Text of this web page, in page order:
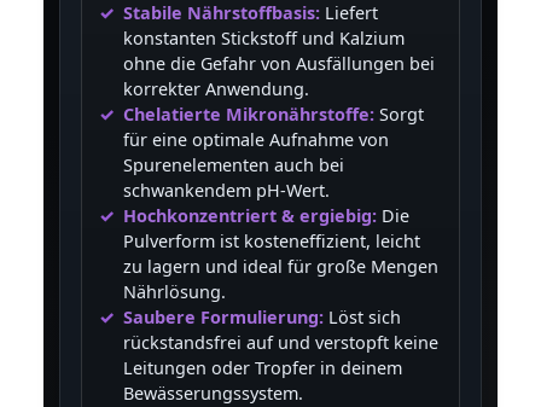
Stabile Nährstoffbasis:Liefert
konstanten Stickstoff und Kalzium
ohne die Gefahr von Ausfällungen bei
korrekter Anwendung.
Chelatierte Mikronährstoffe:Sorgt
für eine optimale Aufnahme von
Spurenelementen auch bei
schwankendem pH-Wert.
Hochkonzentriert & ergiebig:Die
Pulverform ist kosteneffizient, leicht
zu lagern und ideal für große Mengen
Nährlösung.
Saubere Formulierung:Löst sich
rückstandsfrei auf und verstopft keine
Leitungen oder Tropfer in deinem
Bewässerungssystem.